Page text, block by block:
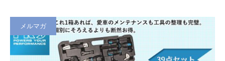
メルマガ